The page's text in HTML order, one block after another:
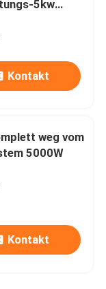
5kw
Kontakt
weg vom
5000W
Kontakt